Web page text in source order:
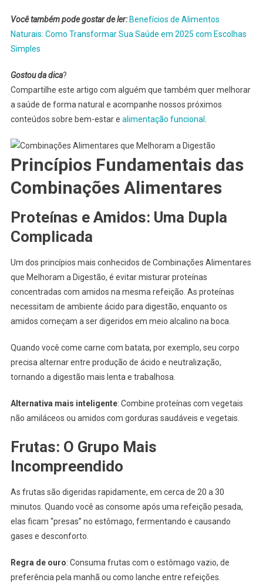
Você também pode gostar de ler: Benefícios de Alimentos
Naturais: Como Transformar Sua Saúde em 2025 com Escolhas
Simples
Gostou da dica?
Compartilhe este artigo com alguém que também quer melhorar
a saúde de forma natural e acompanhe nossos próximos
conteúdos sobre bem-estar e alimentação funcional
Princípios Fundamentais das
Combinações Alimentares
Proteínas e Amidos: Uma Dupla
Complicada
Um dos princípios mais conhecidos de Combinações Alimentares
que Melhoram a Digestão, é evitar misturar proteínas
concentradas com amidos na mesma refeição. As proteínas
necessitam de ambiente ácido para digestão, enquanto os
amidos começam a ser digeridos em meio alcalino na boca.
Quando você come carne com batata, por exemplo, seu corpo
precisa alternar entre produção de ácido e neutralização,
tornando a digestão mais lenta e trabalhosa.
Alternativa mais inteligente: Combine proteínas com vegetais
não amiláceos ou amidos com gorduras saudáveis e vegetais.
Frutas: O Grupo Mais
Incompreendido
As frutas são digeridas rapidamente, em cerca de 20 a 30
minutos. Quando você as consome após uma refeição pesada,
elas ficam “presas” no estômago, fermentando e causando
gases e desconforto.
Regra de ouro: Consuma frutas com o estômago vazio, de
preferência pela manhã ou como lanche entre refeições.